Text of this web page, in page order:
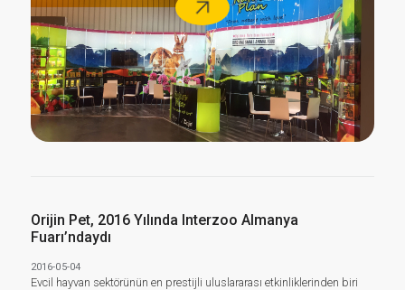
Orijin Pet, 2016 Yılında Interzoo Almanya
Fuarı’ndaydı
2016-05-04
Evcil hayvan sektörünün en prestijli uluslararası etkinliklerinden biri